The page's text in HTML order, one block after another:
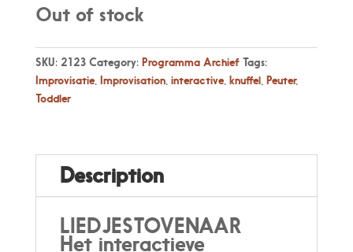
Out of stock
SKU: 2123 Category: Programma Archief Tags:
Improvisatie, Improvisation, interactive, knuffel, Peuter,
Toddler
Description
LIEDJESTOVENAAR
Het interactieve